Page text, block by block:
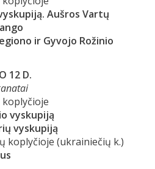
Aušros Vartų
ir Gyvojo Rožinio
12 D.
koplyčioje
vyskupiją
vyskupiją
koplyčioje (ukrainiečių k.)